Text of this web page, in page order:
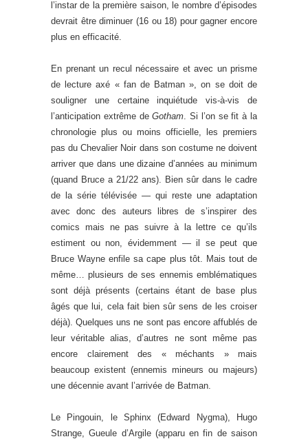
l’instar de la première saison, le nombre d’épisodes
devrait être diminuer (16 ou 18) pour gagner encore
plus en efficacité.
En prenant un recul nécessaire et avec un prisme
de lecture axé « fan de Batman », on se doit de
souligner une certaine inquiétude vis-à-vis de
l’anticipation extrême deGotham . Si l’on se fit à la
chronologie plus ou moins officielle, les premiers
pas du Chevalier Noir dans son costume ne doivent
arriver que dans une dizaine d’années au minimum
(quand Bruce a 21/22 ans). Bien sûr dans le cadre
de la série télévisée — qui reste une adaptation
avec donc des auteurs libres de s’inspirer des
comics mais ne pas suivre à la lettre ce qu’ils
estiment ou non, évidemment — il se peut que
Bruce Wayne enfile sa cape plus tôt. Mais tout de
même… plusieurs de ses ennemis emblématiques
sont déjà présents (certains étant de base plus
âgés que lui, cela fait bien sûr sens de les croiser
déjà). Quelques uns ne sont pas encore affublés de
leur véritable alias, d’autres ne sont même pas
encore clairement des « méchants » mais
beaucoup existent (ennemis mineurs ou majeurs)
une décennie avant l’arrivée de Batman.
Le Pingouin, le Sphinx (Edward Nygma), Hugo
Strange, Gueule d’Argile (apparu en fin de saison